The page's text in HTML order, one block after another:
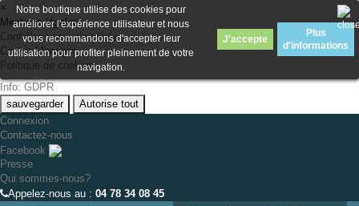
×
Mentions légales
Contrôlez votre vie privée
Cookie Manager
Politique de cookies
Info: GDPR
sauvegarder
Autorise tout
Connexion
Contactez-nous
Facebook
Presse
Qui sommes-nous?
Appelez-nous au : 04 78 34 08 45
Notre boutique utilise des cookies pour
améliorer l'expérience utilisateur et nous
vous recommandons d'accepter leur
utilisation pour profiter pleinement de votre
navigation.
J'accepte
Plus
d'informations